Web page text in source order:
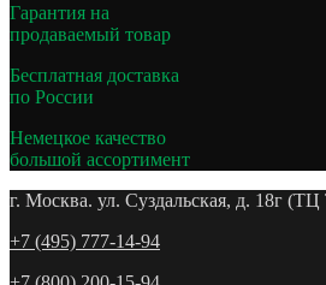
Гарантия на
продаваемый товар
Бесплатная доставка
по России
Немецкое качество
большой ассортимент
г. Москва. ул. Суздальская, д. 18г
+7 (495) 777-14-94